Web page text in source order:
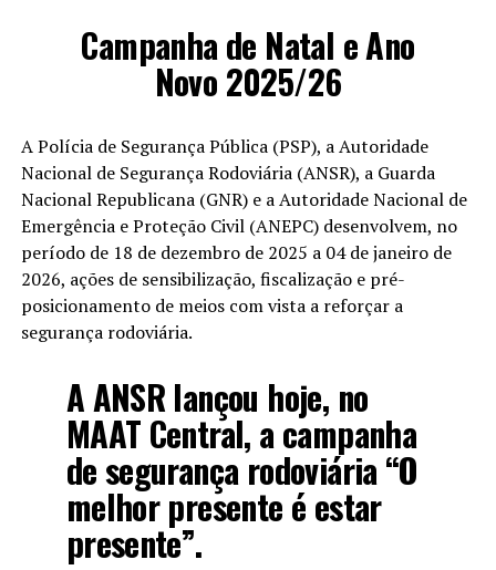
Campanha de Natal e Ano
Novo 2025/26
A Polícia de Segurança Pública (PSP), a Autoridade
Nacional de Segurança Rodoviária (ANSR), a Guarda
Nacional Republicana (GNR) e a Autoridade Nacional de
Emergência e Proteção Civil (ANEPC) desenvolvem, no
período de 18 de dezembro de 2025 a 04 de janeiro de
2026, ações de sensibilização, fiscalização e pré-
posicionamento de meios com vista a reforçar a
segurança rodoviária.
A ANSR lançou hoje, no
MAAT Central, a campanha
de segurança rodoviária “O
melhor presente é estar
presente”.